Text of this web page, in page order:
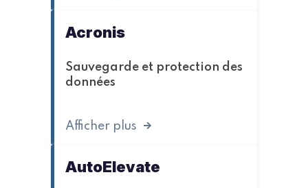
Acronis
Sauvegarde et protection des
données
Afficher plus
AutoElevate